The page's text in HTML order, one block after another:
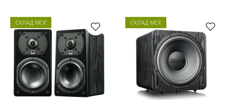
СКЛАД МСК СКЛАД МСК